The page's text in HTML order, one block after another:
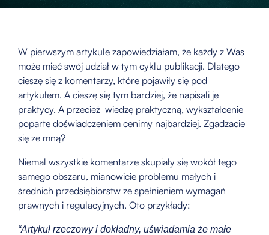
W pierwszym artykule zapowiedziałam, że każdy z Was
może mieć swój udział w tym cyklu publikacji. Dlatego
cieszę się z komentarzy, które pojawiły się pod
artykułem. A cieszę się tym bardziej, że napisali je
praktycy. A przecież wiedzę praktyczną, wykształcenie
poparte doświadczeniem cenimy najbardziej. Zgadzacie
się ze mną?
Niemal wszystkie komentarze skupiały się wokół tego
samego obszaru, mianowicie problemu małych i
średnich przedsiębiorstw ze spełnieniem wymagań
prawnych i regulacyjnych. Oto przykłady:
“Artykuł rzeczowy i dokładny, uświadamia że małe